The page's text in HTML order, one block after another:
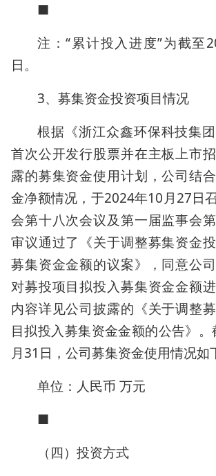
■
注：“累计投入进度”为截至
日。
3、募集资金投资项目情况
根据《浙江众鑫环保科技集
首次公开发行股票并在主板上市
露的募集资金使用计划，公司结
金净额情况，于2024年10月27日
会第十八次会议及第一届监事会
审议通过了《关于调整募集资金
募集资金金额的议案》，同意公
对募投项目拟投入募集资金金额
内容详见公司披露的《关于调整
目拟投入募集资金金额的公告》
月31日，公司募集资金使用情况如
单位：人民币 万元
■
（四）投资方式